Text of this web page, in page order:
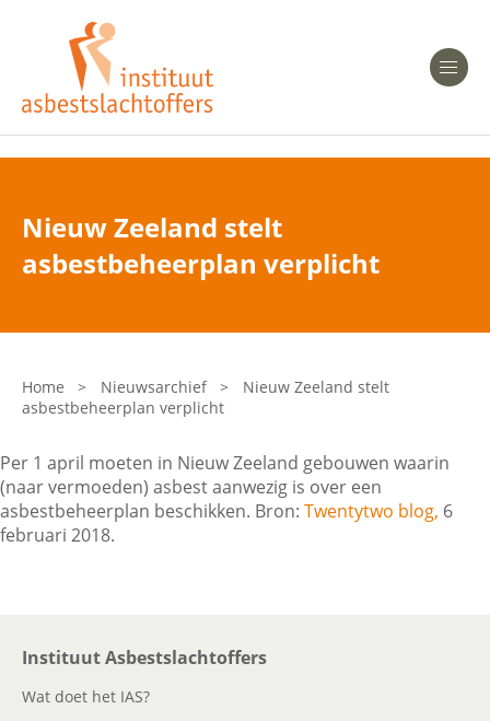
Heeft u Mesothelioom?
Heeft u Asbestose?
Bent u arts?
Asbest en Gezondheid
Laatste nieuws
Onze organisatie
Veelgestelde vragen
Nieuw Zeeland stelt
asbestbeheerplan verplicht
Home > Nieuwsarchief >
Nieuw Zeeland stelt
asbestbeheerplan verplicht
Per 1 april moeten in Nieuw Zeeland gebouwen waarin
(naar vermoeden) asbest aanwezig is over een
asbestbeheerplan beschikken. Bron: Twentytwo blog, 6
februari 2018.
Instituut Asbestslachtoffers
Wat doet het IAS?